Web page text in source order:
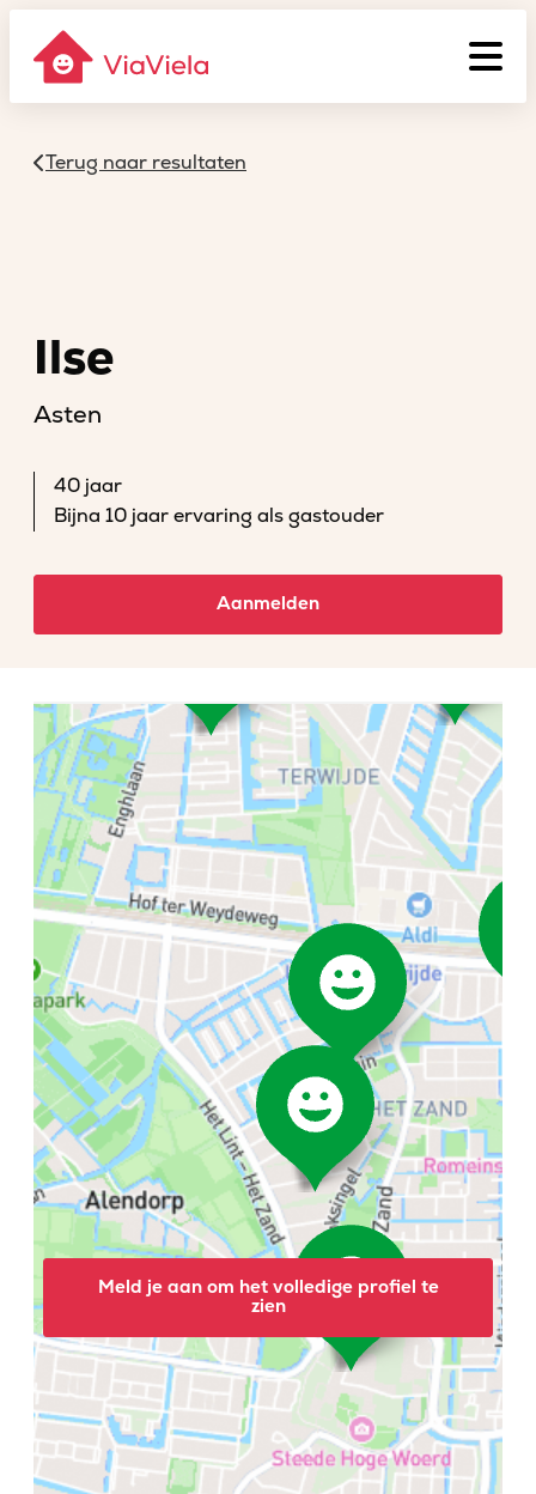
Terug naar resultaten
Ilse
Asten
40 jaar
Bijna 10 jaar ervaring als gastouder
Aanmelden
Meld je aan om het volledige profiel te
zien